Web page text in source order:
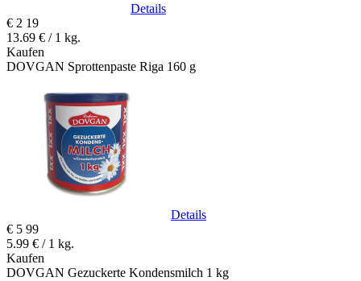
Details
€ 2 19
13.69 € / 1 kg.
Kaufen
DOVGAN Sprottenpaste Riga 160 g
Details
€ 5 99
5.99 € / 1 kg.
Kaufen
DOVGAN Gezuckerte Kondensmilch 1 kg